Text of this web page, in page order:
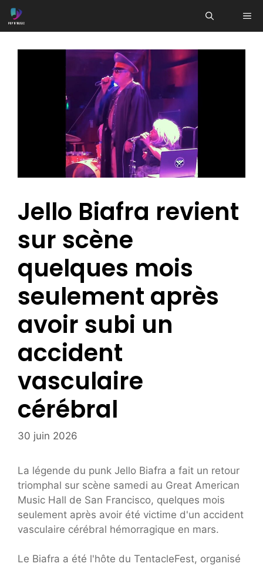
Aller
au
Jello Biafra revient
sur scène
quelques mois
seulement après
avoir subi un
accident
vasculaire
cérébral
30 juin 2026
La légende du punk Jello Biafra a fait un retour
triomphal sur scène samedi au Great American
Music Hall de San Francisco, quelques mois
seulement après avoir été victime d'un accident
vasculaire cérébral hémorragique en mars.
Le Biafra a été l'hôte du TentacleFest, organisé